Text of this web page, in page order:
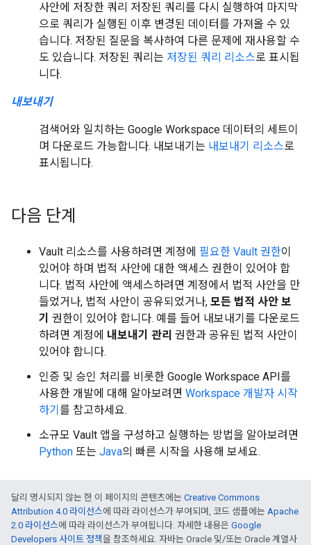
사안에 저장한 쿼리 저장된 쿼리를 다시 실행하여 마지막
으로 쿼리가 실행된 이후 변경된 데이터를 가져올 수 있
습니다. 저장된 질문을 복사하여 다른 문제에 재사용할 수
도 있습니다. 저장된 쿼리는 저장된 쿼리 리소스로 표시됩
니다.
내보내기
검색어와 일치하는 Google Workspace 데이터의 세트이
며 다운로드 가능합니다. 내보내기는 내보내기 리소스로
표시됩니다.
다음 단계
Vault 리소스를 사용하려면 계정에 필요한 Vault 권한이
있어야 하며 법적 사안에 대한 액세스 권한이 있어야 합
니다. 법적 사안에 액세스하려면 계정에서 법적 사안을 만
들었거나, 법적 사안이 공유되었거나, 모든 법적 사안 보
기 권한이 있어야 합니다. 예를 들어 내보내기를 다운로드
하려면 계정에 내보내기 관리 권한과 공유된 법적 사안이
있어야 합니다.
인증 및 승인 처리를 비롯한 Google Workspace API를
사용한 개발에 대해 알아보려면 Workspace 개발자 시작
하기 를 참고하세요.
소규모 Vault 앱을 구성하고 실행하는 방법을 알아보려면
Python 또는 Java의 빠른 시작을 사용해 보세요.
달리 명시되지 않는 한 이 페이지의 콘텐츠에는 Creative Commons
Attribution 4.0 라이선스에 따라 라이선스가 부여되며, 코드 샘플에는 Apache
2.0 라이선스에 따라 라이선스가 부여됩니다. 자세한 내용은 Google
Developers 사이트 정책을 참조하세요. 자바는 Oracle 및/또는 Oracle 계열사